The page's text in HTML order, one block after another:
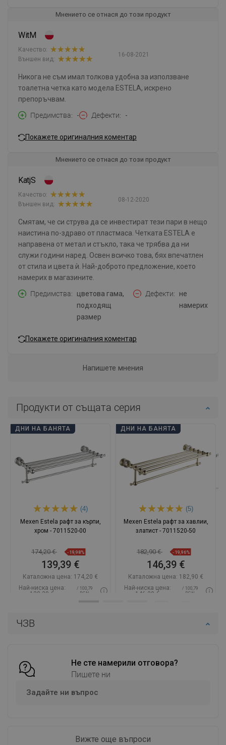
ЧЗВ
Не сте намерили отговора?
Пишете ни
Задайте ни въпрос
Вижте още въпроси
Мнението се отнася до този продукт
WitM
16-08-2021
Качество:
Външен вид:
Никога не съм имал толкова удобна за използване
тоалетна четка като модела ESTELA, искрено
препоръчвам.
Предимства
- Дефекти -
Покажете оригиналния коментар
Мнението се отнася до този продукт
KatjS
08-12-2020
Качество:
Външен вид:
Смятам, че си струва да се инвестират тези пари в нещо
наистина по-здраво от пластмаса. Четката ESTELA е
направена от метал и стъкло, така че трябва да ни
служи години наред. Освен всичко това, бях впечатлен
от стила и цвета ѝ. Най-доброто предложение, което
намерих в магазините.
Предимства
цветова гама,
подходящ
размер
Дефекти
не
намерих
Покажете оригиналния коментар
Напишете мнения
Продукти от същата серия
ДНИ НА БАНЯТА
(4)
Mexen Estela рафт за кърпи,
хром - 7011520-00
174,20 € -19,98%
139,39 €
Каталожна цена: 174,20 €
Най-ниска цена:
139,39 €
/ 100,79
BGN
Добави в количката
ДНИ НА БАНЯТА
(5)
Mexen Estela рафт за хавлии,
златист - 7011520-50
182,90 € -19,96%
146,39 €
Каталожна цена: 182,90 €
Най-ниска цена:
146,39 €
/ 100,79
BGN
Добави в количката